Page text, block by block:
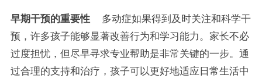
早期干预的重要性多动症如果得到及时关注和科学干
预，许多孩子能够显著改善行为和学习能力。家长不必
过度担忧，但尽早寻求专业帮助是非常关键的一步。通
过合理的支持和治疗，孩子可以更好地适应日常生活中